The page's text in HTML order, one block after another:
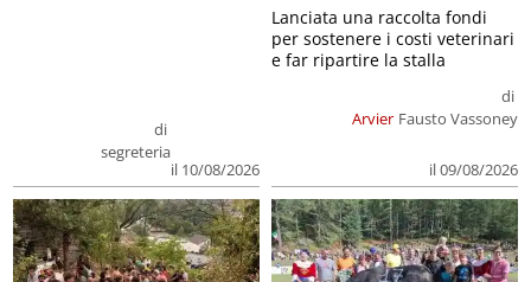
di
segreteria
il 10/08/2026
Arvier
di
Fausto Vassoney
il 09/08/2026
Lanciata una raccolta fondi
per sostenere i costi veterinari
e far ripartire la stalla